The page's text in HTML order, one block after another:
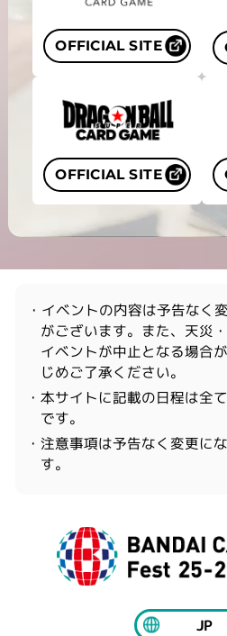
OFFICIAL SITE
OFFICIAL SITE
・イベントの内容は予告なく
がございます。また、天災
イベントが中止となる場合
じめご了承ください。
・本サイトに記載の日程は全
です。
・注意事項は予告なく変更に
す。
JP